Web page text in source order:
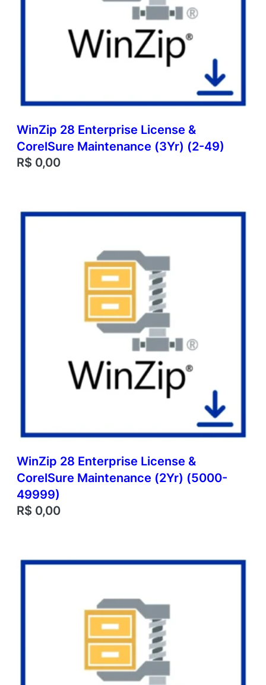
WinZip 28 Enterprise License &
CorelSure Maintenance (3Yr) (2-49)
R$ 0,00
WinZip 28 Enterprise License &
CorelSure Maintenance (2Yr) (5000-
49999)
R$ 0,00